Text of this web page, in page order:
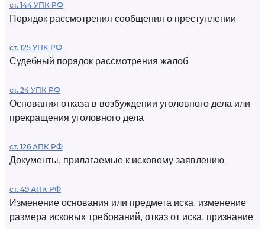
ст. 144 УПК РФ
Порядок рассмотрения сообщения о преступлении
ст. 125 УПК РФ
Судебный порядок рассмотрения жалоб
ст. 24 УПК РФ
Основания отказа в возбуждении уголовного дела или
прекращения уголовного дела
ст. 126 АПК РФ
Документы, прилагаемые к исковому заявлению
ст. 49 АПК РФ
Изменение основания или предмета иска, изменение
размера исковых требований, отказ от иска, признание